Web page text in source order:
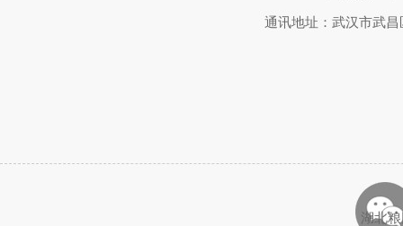
通讯地址：武汉市武
湖北